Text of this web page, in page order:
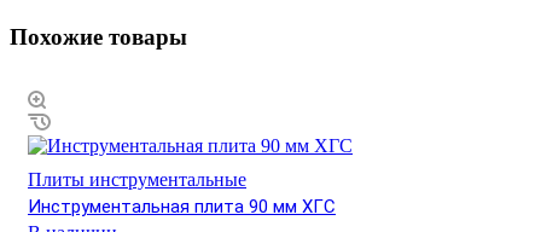
Похожие товары
Плиты инструментальные
Инструментальная плита 90 мм ХГС